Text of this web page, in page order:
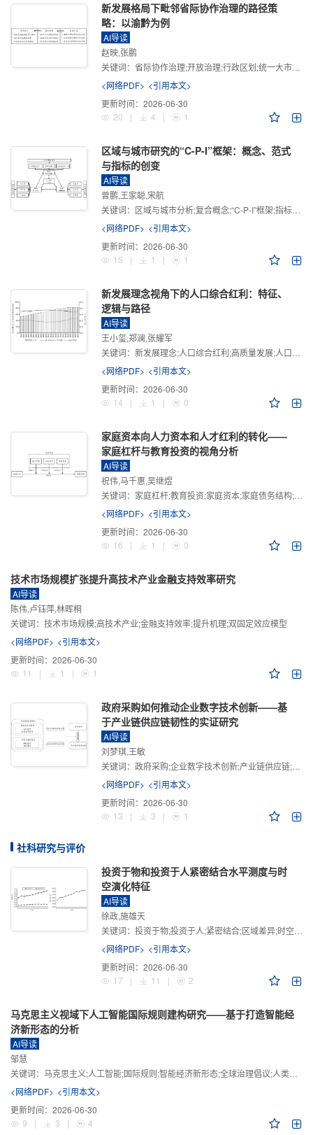
新发展格局下毗邻省际协作治理的路径策
略：以渝黔为例
AI导读
赵映,张鹏
关键词： 省际协作治理;开放治理;行政区划;统一大市场;新发展格局
<网络PDF> <引用本文>
更新时间： 2026-06-30
20
| 4 | 1
区域与城市研究的“C-P-I”框架：概念、范式
与指标的创变
AI导读
曾鹏,王家聪,宋航
关键词： 区域与城市分析;复合概念;“C-P-I”框架;指标体系
<网络PDF> <引用本文>
更新时间： 2026-06-30
15
| 1 | 1
新发展理念视角下的人口综合红利：特征、
逻辑与路径
AI导读
王小玺,郑澜,张耀军
关键词： 新发展理念;人口综合红利;高质量发展;人口政策;中国式现代化
<网络PDF> <引用本文>
更新时间： 2026-06-30
14
| 1 | 0
家庭资本向人力资本和人才红利的转化——
家庭杠杆与教育投资的视角分析
AI导读
祝伟,马千惠,吴继煜
关键词： 家庭杠杆;教育投资;家庭资本;家庭债务结构;CHFS
<网络PDF> <引用本文>
更新时间： 2026-06-30
16
| 1 | 0
技术市场规模扩张提升高技术产业金融支持效率研究
AI导读
陈伟,卢钰萍,林晖桐
关键词： 技术市场规模;高技术产业;金融支持效率;提升机理;双固定效应模型
<网络PDF> <引用本文>
更新时间： 2026-06-30
11
| 1 | 1
政府采购如何推动企业数字技术创新——基
于产业链供应链韧性的实证研究
AI导读
刘梦琪,王敏
关键词： 政府采购;企业数字技术创新;产业链供应链;产业链供应链韧性;需求侧财政政策
<网络PDF> <引用本文>
更新时间： 2026-06-30
13
| 3 | 1
社科研究与评价
投资于物和投资于人紧密结合水平测度与时
空演化特征
AI导读
徐政,施雄天
关键词： 投资于物;投资于人;紧密结合;区域差异;时空演化
<网络PDF> <引用本文>
更新时间： 2026-06-30
17
| 11 | 2
马克思主义视域下人工智能国际规则建构研究——基于打造智能经
济新形态的分析
AI导读
邹慧
关键词： 马克思主义;人工智能;国际规则;智能经济新形态;全球治理倡议;人类命运共同体
<网络PDF> <引用本文>
更新时间： 2026-06-30
9
| 3 | 4